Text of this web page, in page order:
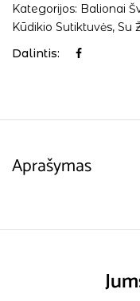
Kategorijos: Balionai
Kūdikio Sutiktuvės, Su
Dalintis:
Aprašymas